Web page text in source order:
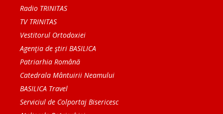
Radio TRINITAS
TV TRINITAS
Vestitorul Ortodoxiei
Agenţia de ştiri BASILICA
Patriarhia Română
Catedrala Mântuirii Neamului
BASILICA Travel
Serviciul de Colportaj Bisericesc